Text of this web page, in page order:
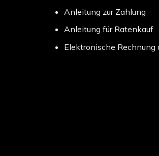
Anleitung zur Zahlung
Anleitung für Ratenkauf
Elektronische Rechnung